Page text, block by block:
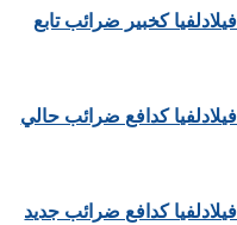
كخبير ضرائب تابع
كدافع ضرائب حالي
كدافع ضرائب جديد